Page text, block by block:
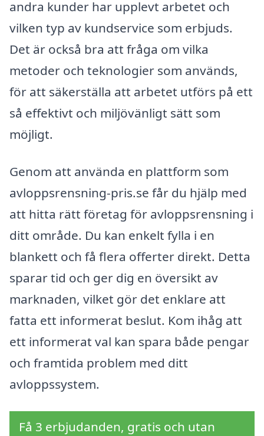
andra kunder har upplevt arbetet och
vilken typ av kundservice som erbjuds.
Det är också bra att fråga om vilka
metoder och teknologier som används,
för att säkerställa att arbetet utförs på ett
så effektivt och miljövänligt sätt som
möjligt.
Genom att använda en plattform som
avloppsrensning-pris.se får du hjälp med
att hitta rätt företag för avloppsrensning i
ditt område. Du kan enkelt fylla i en
blankett och få flera offerter direkt. Detta
sparar tid och ger dig en översikt av
marknaden, vilket gör det enklare att
fatta ett informerat beslut. Kom ihåg att
ett informerat val kan spara både pengar
och framtida problem med ditt
avloppssystem.
Få 3 erbjudanden, gratis och utan